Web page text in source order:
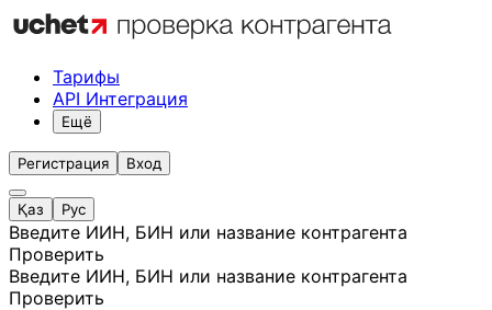
Тарифы
API Интеграция
Ещё
Регистрация Вход
Қаз Рус
Введите ИИН, БИН или название контрагента
Проверить
Введите ИИН, БИН или название контрагента
Проверить